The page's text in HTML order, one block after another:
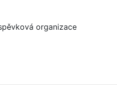
organizace